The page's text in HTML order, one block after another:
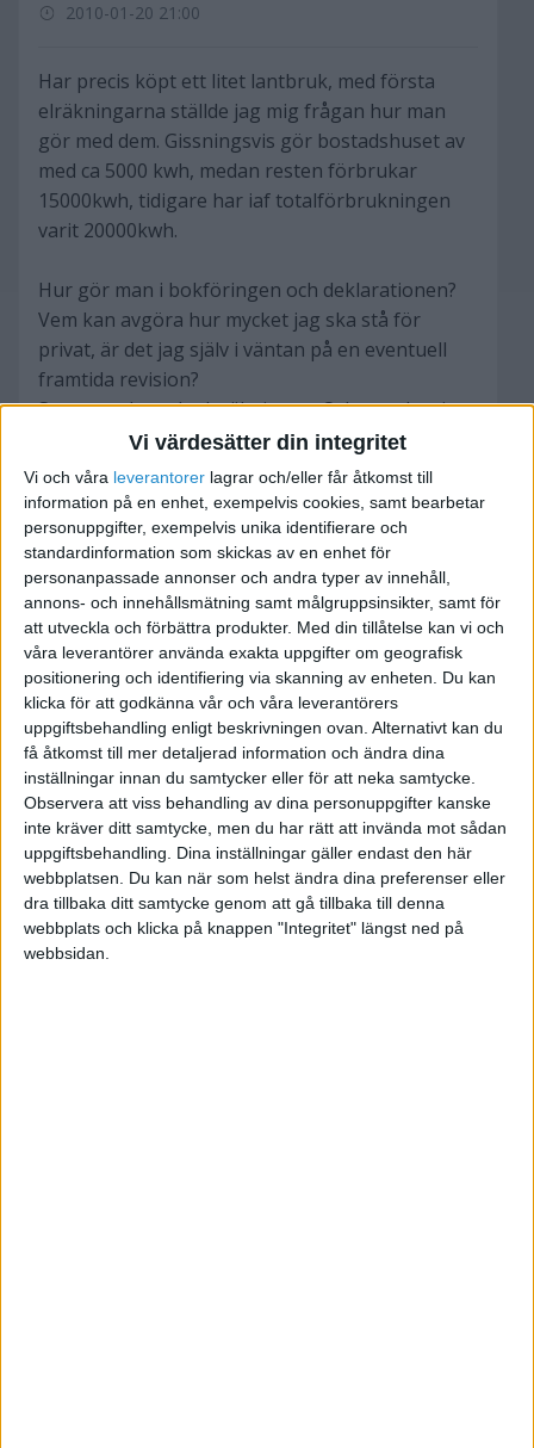
Vi värdesätter din integritet
Vi och våra leverantorer lagrar och/eller får åtkomst till
information på en enhet, exempelvis cookies, samt bearbetar
personuppgifter, exempelvis unika identifierare och
standardinformation som skickas av en enhet för
personanpassade annonser och andra typer av innehåll,
annons- och innehållsmätning samt målgruppsinsikter, samt för
att utveckla och förbättra produkter. Med din tillåtelse kan vi och
våra leverantörer använda exakta uppgifter om geografisk
positionering och identifiering via skanning av enheten. Du kan
klicka för att godkänna vår och våra leverantörers
uppgiftsbehandling enligt beskrivningen ovan. Alternativt kan du
få åtkomst till mer detaljerad information och ändra dina
inställningar innan du samtycker eller för att neka samtycke.
Observera att viss behandling av dina personuppgifter kanske
inte kräver ditt samtycke, men du har rätt att invända mot sådan
uppgiftsbehandling. Dina inställningar gäller endast den här
webbplatsen. Du kan när som helst ändra dina preferenser eller
dra tillbaka ditt samtycke genom att gå tillbaka till denna
webbplats och klicka på knappen "Integritet" längst ned på
webbsidan.
2010-01-20 21:00
Har precis köpt ett litet lantbruk, med första
elräkningarna ställde jag mig frågan hur man
gör med dem. Gissningsvis gör bostadshuset av
med ca 5000 kwh, medan resten förbrukar
15000kwh, tidigare har iaf totalförbrukningen
varit 20000kwh.
Hur gör man i bokföringen och deklarationen?
Vem kan avgöra hur mycket jag ska stå för
privat, är det jag själv i väntan på en eventuell
framtida revision?
Samma sak med teleräkningen. Och man har ju
tillgång till verktyg och vissa matprodukter, ska
jag ärligt försöka uppskatta hur mycket jag
använder av allt och betala för det?
Någon med kunskaper som kan ge mig ledning i
detta?
Vet att min företrädare lät firman stå för allt
under året för att sedan justera det i deklaration.
Men blir inte bokföringen skev då? Eller är det så
det bör gå till?
Ulf Erik
2010-01-24 12:07